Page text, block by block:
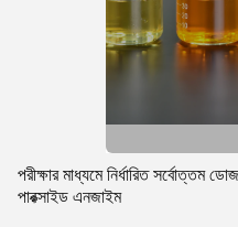
পরীক্ষার মাধ্যমে নির্ধারিত সর্বোত্তম
পারক্সাইড এনজাইম